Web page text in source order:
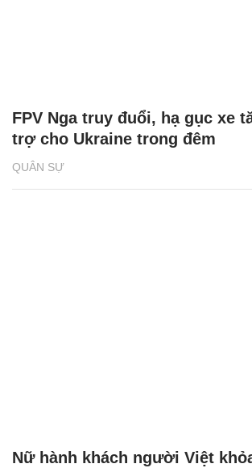
QUÂN SỰ
FPV Nga truy đuổi, hạ gục xe
trợ cho Ukraine trong đêm
Nữ hành khách người Việt